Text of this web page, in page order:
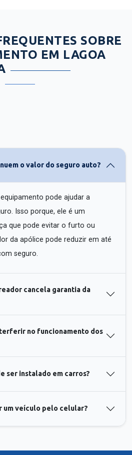
SOBRE
EM LAGOA
o valor do seguro auto?
pode ajudar a
Isso porque, ele é um
que pode evitar o furto ou
da apólice pode reduzir em até
seguro.
cancela garantia da
no funcionamento dos
ser instalado em carros?
um veículo pelo celular?